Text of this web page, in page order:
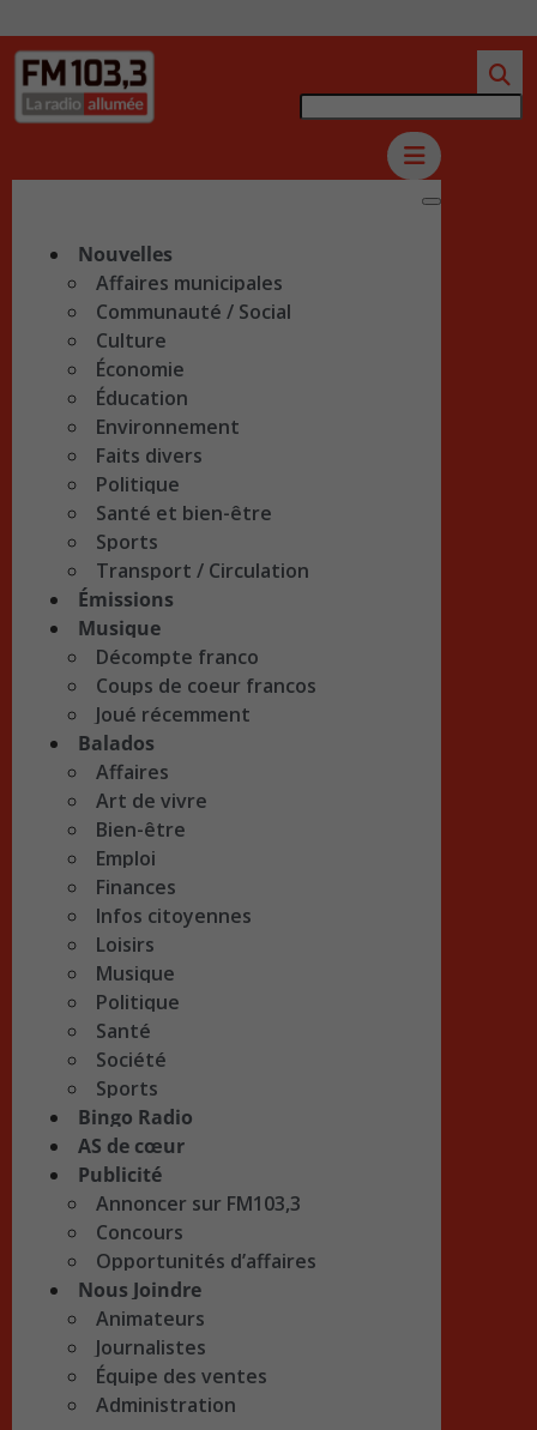
Nouvelles
Affaires municipales
Communauté / Social
Culture
Économie
Éducation
Environnement
Faits divers
Politique
Santé et bien-être
Sports
Transport / Circulation
Émissions
Musique
Décompte franco
Coups de coeur francos
Joué récemment
Balados
Affaires
Art de vivre
Bien-être
Emploi
Finances
Infos citoyennes
Loisirs
Musique
Politique
Santé
Société
Sports
Bingo Radio
AS de cœur
Publicité
Annoncer sur FM103,3
Concours
Opportunités d’affaires
Nous Joindre
Animateurs
Journalistes
Équipe des ventes
Administration